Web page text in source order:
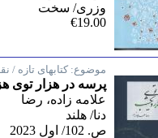
وزری/ سخت
€19.00
موضوع: کتابهای تازه /
پرسه در هزار توی
علامه زاده، رضا
دنا/ هلند
ص. 102/ اول 2023